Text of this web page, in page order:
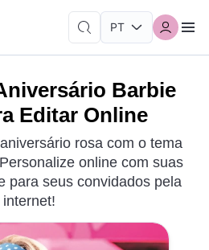
Barbie
Editar Online
rosa com o tema
online com suas
para seus convidados pela
internet!